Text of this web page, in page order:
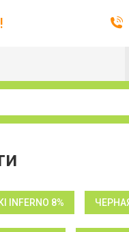
INFERNO 8%